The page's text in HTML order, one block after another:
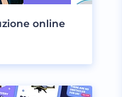
online